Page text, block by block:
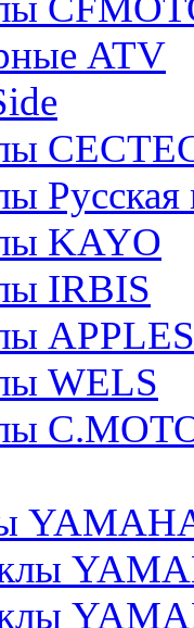
ATV
Русская
KAYO
IRBIS
WELS